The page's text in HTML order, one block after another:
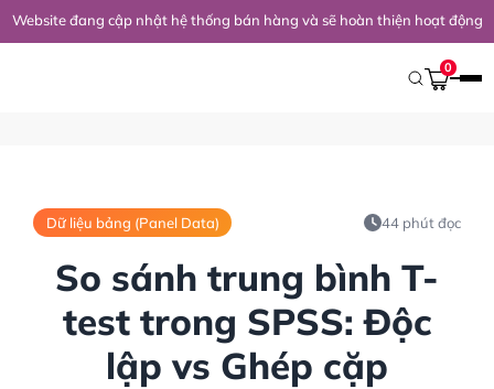
Website đang cập nhật hệ thống bán hàng và sẽ hoàn thiện hoạt động
0
Trang Chủ / Kiến Thức Nghiên Cứu / STATA / Dữ Liệu Bảng (Panel
Dữ liệu bảng (Panel Data) 44 phút đọc
So sánh trung bình T-
test trong SPSS: Độc
lập vs Ghép cặp